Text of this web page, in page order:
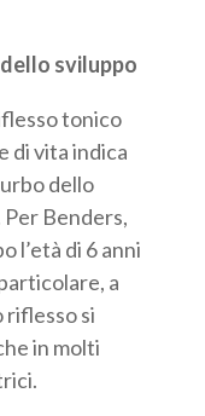
sviluppo
tonico
di vita indica
dello
Benders,
l’età di 6 anni
a
si
in molti